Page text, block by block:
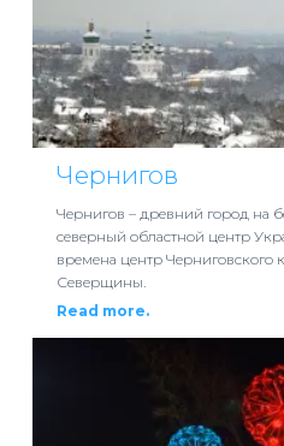
Чернигов
Чернигов – древний город на
северный областной центр
времена центр Черниговского
Северщины.
Read more.